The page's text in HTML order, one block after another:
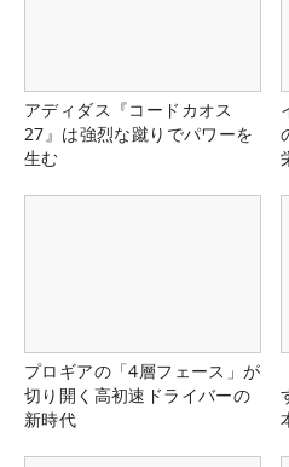
アディダス『コードカオス
27』は強烈な蹴りでパワーを
生む
プロギアの「4層フェース」が
切り開く高初速ドライバーの
新時代